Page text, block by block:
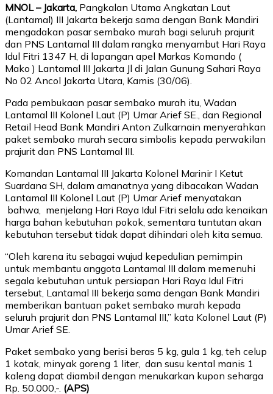
MNOL – Jakarta, Pangkalan Utama Angkatan Laut
(Lantamal) III Jakarta bekerja sama dengan Bank Mandiri
mengadakan pasar sembako murah bagi seluruh prajurit
dan PNS Lantamal III dalam rangka menyambut Hari Raya
Idul Fitri 1347 H, di lapangan apel Markas Komando (
Mako ) Lantamal III Jakarta Jl di Jalan Gunung Sahari Raya
No 02 Ancol Jakarta Utara, Kamis (30/06).
Pada pembukaan pasar sembako murah itu, Wadan
Lantamal III Kolonel Laut (P) Umar Arief SE., dan Regional
Retail Head Bank Mandiri Anton Zulkarnain menyerahkan
paket sembako murah secara simbolis kepada perwakilan
prajurit dan PNS Lantamal III.
Komandan Lantamal III Jakarta Kolonel Marinir I Ketut
Suardana SH, dalam amanatnya yang dibacakan Wadan
Lantamal III Kolonel Laut (P) Umar Arief menyatakan
bahwa, menjelang Hari Raya Idul Fitri selalu ada kenaikan
harga bahan kebutuhan pokok, sementara tuntutan akan
kebutuhan tersebut tidak dapat dihindari oleh kita semua.
“Oleh karena itu sebagai wujud kepedulian pemimpin
untuk membantu anggota Lantamal III dalam memenuhi
segala kebutuhan untuk persiapan Hari Raya Idul Fitri
tersebut, Lantamal III bekerja sama dengan Bank Mandiri
memberikan bantuan paket sembako murah kepada
seluruh prajurit dan PNS Lantamal III,” kata Kolonel Laut (P)
Umar Arief SE.
Paket sembako yang berisi beras 5 kg, gula 1 kg, teh celup
1 kotak, minyak goreng 1 liter, dan susu kental manis 1
kaleng dapat diambil dengan menukarkan kupon seharga
Rp. 50.000,-. (APS)